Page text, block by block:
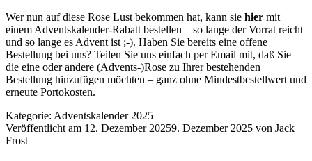
Wer nun auf diese Rose Lust bekommen hat, kann sie hier mit
einem Adventskalender-Rabatt bestellen – so lange der Vorrat reicht
und so lange es Advent ist ;-). Haben Sie bereits eine offene
Bestellung bei uns? Teilen Sie uns einfach per Email mit, daß Sie
die eine oder andere (Advents-)Rose zu Ihrer bestehenden
Bestellung hinzufügen möchten – ganz ohne Mindestbestellwert und
erneute Portokosten.
Kategorie: Adventskalender 2025
Veröffentlicht am 12. Dezember 20259. Dezember 2025 von Jack
Frost